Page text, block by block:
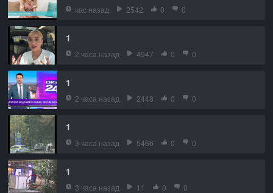
час назад 2542 0 0
1
2 часа назад 4947 0 0
1
2 часа назад 2448 0 0
1
3 часа назад 5466 0 0
1
3 часа назад 11 0 0